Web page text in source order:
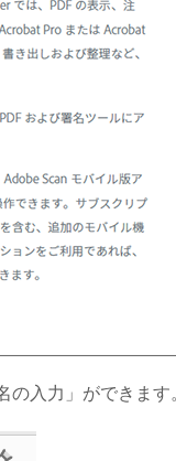
入力」ができます